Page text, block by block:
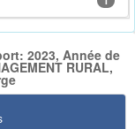
2023, Année de
RURAL,